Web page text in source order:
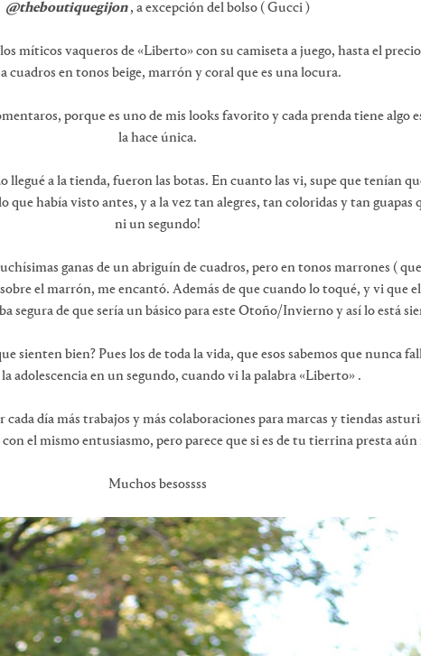
@theboutiquegijon, a excepción del bolso ( Gucci )
míticos vaqueros de «Liberto» con su camiseta a juego, hasta el
cuadros en tonos beige, marrón y coral que es una locura.
porque es uno de mis looks favorito y cada prenda tiene algo
la hace única.
llegué a la tienda, fueron las botas. En cuanto las vi, supe que tenían
había visto antes, y a la vez tan alegres, tan coloridas y tan guapas
ni un segundo!
ganas de un abriguín de cuadros, pero en tonos marrones (
el marrón, me encantó. Además de que cuando lo toqué, y vi que
segura de que sería un básico para este Otoño/Invierno y así lo está
sienten bien? Pues los de toda la vida, que esos sabemos que nunca
adolescencia en un segundo, cuando vi la palabra «Liberto» .
día más trabajos y más colaboraciones para marcas y tiendas
el mismo entusiasmo, pero parece que si es de tu tierrina presta aún
Muchos besossss